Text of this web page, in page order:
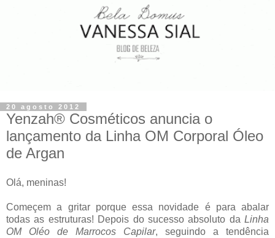
20 agosto 2012
Yenzah® Cosméticos anuncia o
lançamento da Linha OM Corporal Óleo
de Argan
Olá, meninas!
Começem a gritar porque essa novidade é para abalar
todas as estruturas! Depois do sucesso absoluto da Linha
OM Oléo de Marrocos Capilar, seguindo a tendência